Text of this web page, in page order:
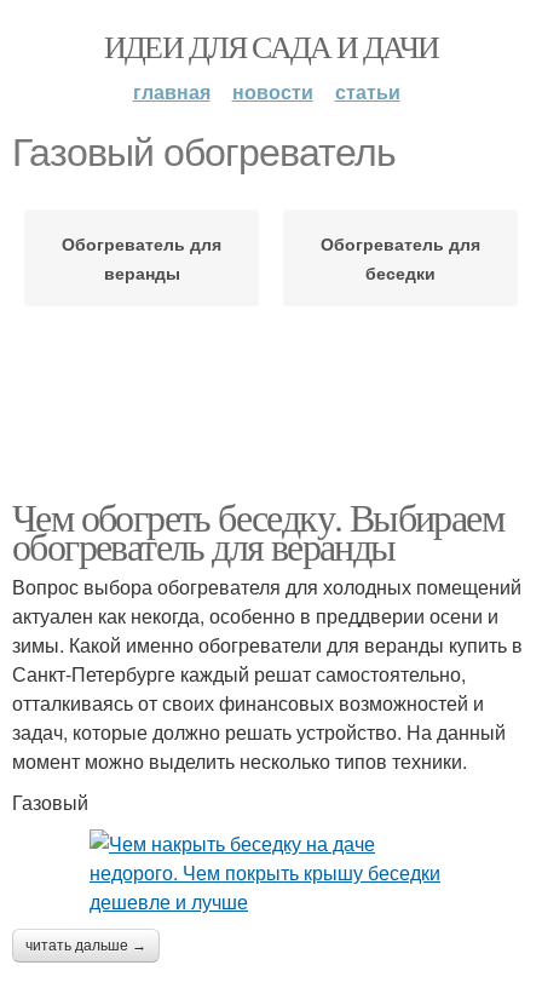
ИДЕИ ДЛЯ САДА И ДАЧИ
главная новости статьи
Газовый обогреватель
Обогреватель для
веранды
Обогреватель для
беседки
Чем обогреть беседку. Выбираем
обогреватель для веранды
Вопрос выбора обогревателя для холодных помещений
актуален как некогда, особенно в преддверии осени и
зимы. Какой именно обогреватели для веранды купить в
Санкт-Петербурге каждый решат самостоятельно,
отталкиваясь от своих финансовых возможностей и
задач, которые должно решать устройство. На данный
момент можно выделить несколько типов техники.
Газовый
читать дальше →